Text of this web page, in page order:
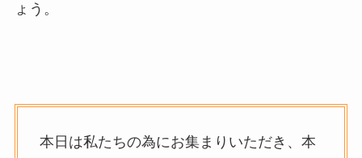
ょう。
本日は私たちの為にお集まりいただき、本